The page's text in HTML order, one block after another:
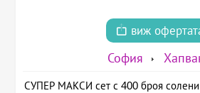
виж
София
СУПЕР МАКСИ сет с 400 броя солени